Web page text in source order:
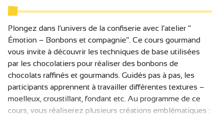
Plongez dans l’univers de la confiserie avec l’atelier "
Émotion – Bonbons et compagnie". Ce cours gourmand
vous invite à découvrir les techniques de base utilisées
par les chocolatiers pour réaliser des bonbons de
chocolats raffinés et gourmands. Guidés pas à pas, les
participants apprennent à travailler différentes textures –
moelleux, croustillant, fondant etc. Au programme de ce
cours, vous réaliserez plusieurs créations emblématiques :